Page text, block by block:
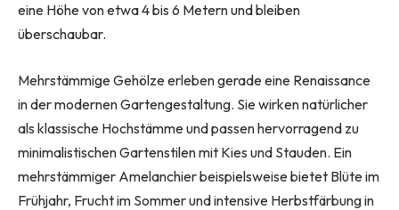
eine Höhe von etwa 4 bis 6 Metern und bleiben
überschaubar.
Mehrstämmige Gehölze erleben gerade eine Renaissance
in der modernen Gartengestaltung. Sie wirken natürlicher
als klassische Hochstämme und passen hervorragend zu
minimalistischen Gartenstilen mit Kies und Stauden. Ein
mehrstämmiger Amelanchier beispielsweise bietet Blüte im
Frühjahr, Frucht im Sommer und intensive Herbstfärbung in